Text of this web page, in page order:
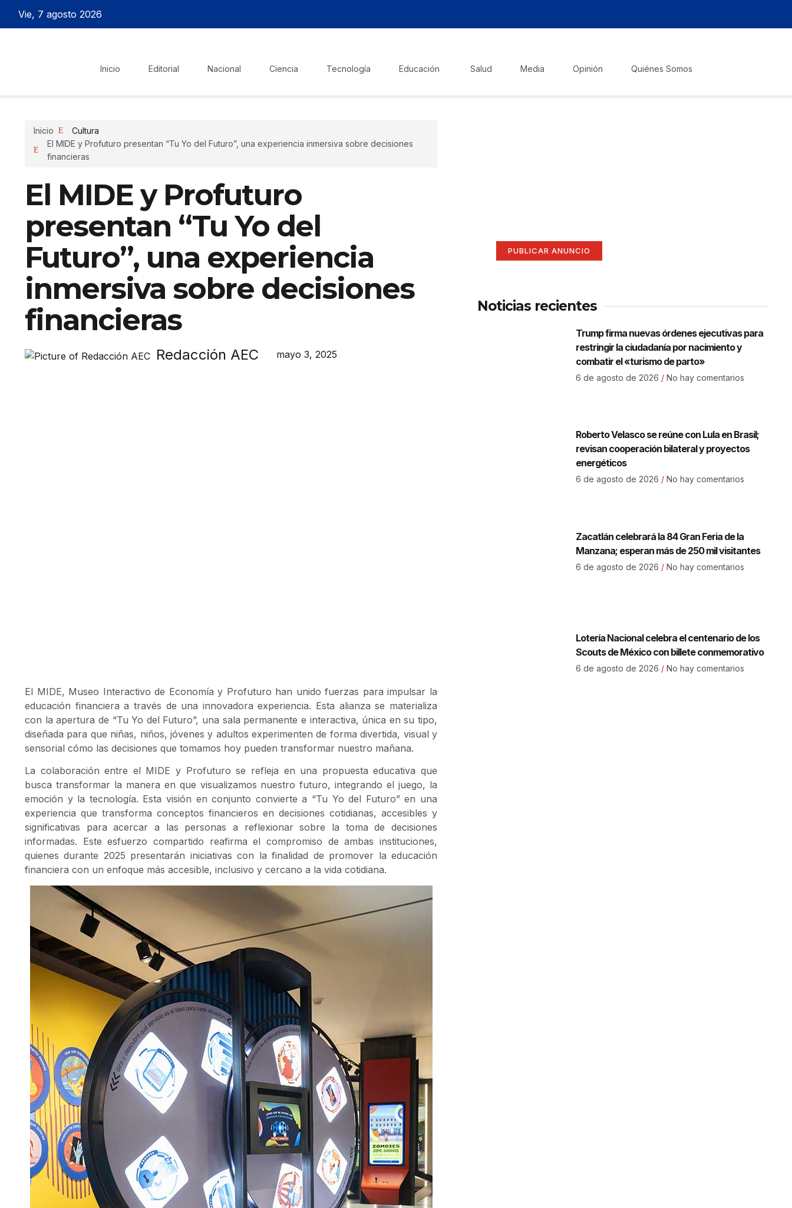
Vie, 7 agosto 2026
Inicio Editorial Nacional Ciencia Tecnología Educación Salud Media Opinión Quiénes Somos
Inicio
Cultura
El MIDE y Profuturo presentan “Tu Yo del Futuro”, una experiencia inmersiva sobre decisiones
financieras
El MIDE y Profuturo
presentan “Tu Yo del
Futuro”, una experiencia
inmersiva sobre decisiones
financieras
Redacción AEC mayo 3, 2025
El MIDE, Museo Interactivo de Economía y Profuturo han unido fuerzas para impulsar la
educación financiera a través de una innovadora experiencia. Esta alianza se materializa
con la apertura de “Tu Yo del Futuro”, una sala permanente e interactiva, única en su tipo,
diseñada para que niñas, niños, jóvenes y adultos experimenten de forma divertida, visual y
sensorial cómo las decisiones que tomamos hoy pueden transformar nuestro mañana.
La colaboración entre el MIDE y Profuturo se refleja en una propuesta educativa que
busca transformar la manera en que visualizamos nuestro futuro, integrando el juego, la
emoción y la tecnología. Esta visión en conjunto convierte a “Tu Yo del Futuro” en una
experiencia que transforma conceptos financieros en decisiones cotidianas, accesibles y
significativas para acercar a las personas a reflexionar sobre la toma de decisiones
informadas. Este esfuerzo compartido reafirma el compromiso de ambas instituciones,
quienes durante 2025 presentarán iniciativas con la finalidad de promover la educación
financiera con un enfoque más accesible, inclusivo y cercano a la vida cotidiana.
PUBLICAR ANUNCIO
Noticias recientes
Trump firma nuevas órdenes ejecutivas para
restringir la ciudadanía por nacimiento y
combatir el «turismo de parto»
6 de agosto de 2026 No hay comentarios
Roberto Velasco se reúne con Lula en Brasil;
revisan cooperación bilateral y proyectos
energéticos
6 de agosto de 2026 No hay comentarios
Zacatlán celebrará la 84 Gran Feria de la
Manzana; esperan más de 250 mil visitantes
6 de agosto de 2026 No hay comentarios
Lotería Nacional celebra el centenario de los
Scouts de México con billete conmemorativo
6 de agosto de 2026 No hay comentarios